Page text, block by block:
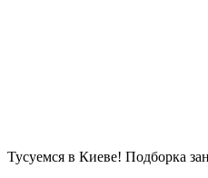
Тусуемся в Киеве! Подборка